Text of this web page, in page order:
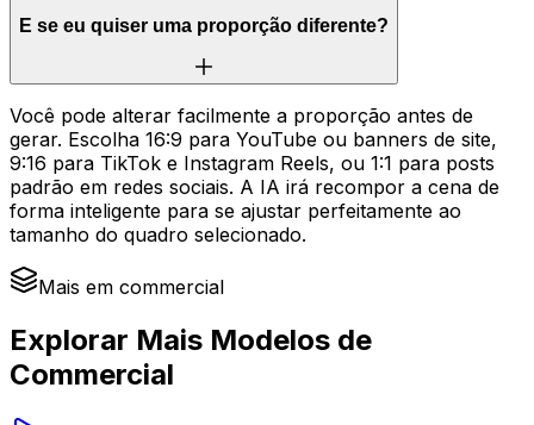
E se eu quiser uma proporção diferente?
Você pode alterar facilmente a proporção antes de
gerar. Escolha 16:9 para YouTube ou banners de site,
9:16 para TikTok e Instagram Reels, ou 1:1 para posts
padrão em redes sociais. A IA irá recompor a cena de
forma inteligente para se ajustar perfeitamente ao
tamanho do quadro selecionado.
Mais em commercial
Explorar Mais Modelos de
Commercial